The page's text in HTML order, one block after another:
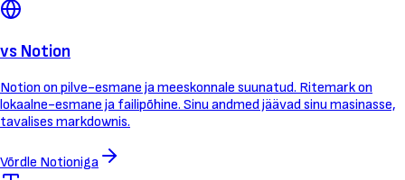
vs Notion
Notion on pilve-esmane ja meeskonnale suunatud. Ritemark on
lokaalne-esmane ja failipõhine. Sinu andmed jäävad sinu masinasse,
tavalises markdownis.
Võrdle Notioniga